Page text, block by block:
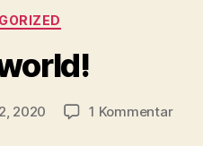
Kategorien
2020 1 Kommentarzu